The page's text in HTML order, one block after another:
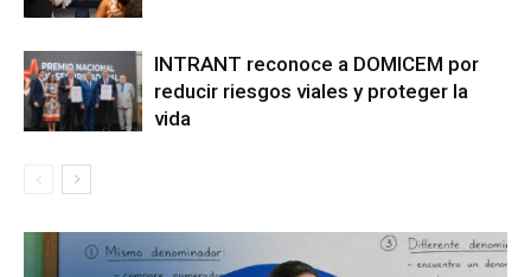
INTRANT reconoce a DOMICEM por
reducir riesgos viales y proteger la
vida